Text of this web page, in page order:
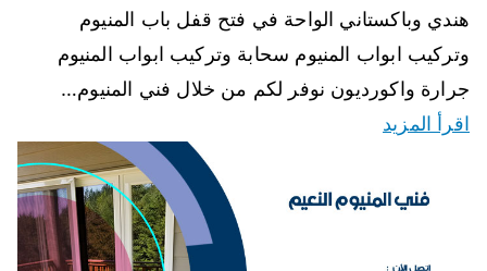
هندي وباكستاني الواحة في فتح قفل باب المنيوم
وتركيب ابواب المنيوم سحابة وتركيب ابواب المنيوم
جرارة واكورديون نوفر لكم من خلال فني المنيوم…
اقرأ المزيد